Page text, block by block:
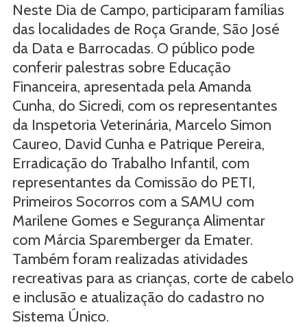
Neste Dia de Campo, participaram famílias
das localidades de Roça Grande, São José
da Data e Barrocadas. O público pode
conferir palestras sobre Educação
Financeira, apresentada pela Amanda
Cunha, do Sicredi, com os representantes
da Inspetoria Veterinária, Marcelo Simon
Caureo, David Cunha e Patrique Pereira,
Erradicação do Trabalho Infantil, com
representantes da Comissão do PETI,
Primeiros Socorros com a SAMU com
Marilene Gomes e Segurança Alimentar
com Márcia Sparemberger da Emater.
Também foram realizadas atividades
recreativas para as crianças, corte de cabelo
e inclusão e atualização do cadastro no
Sistema Único.